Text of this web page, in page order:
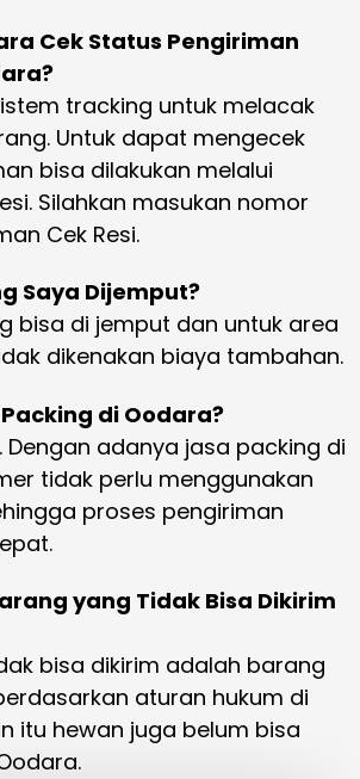
Cek Status Pengiriman
tracking untuk melacak
Untuk dapat mengecek
bisa dilakukan melalui
Silahkan masukan nomor
Cek Resi.
Saya Dijemput?
bisa di jemput dan untuk area
tidak dikenakan biaya tambahan.
di Oodara?
Dengan adanya jasa packing di
tidak perlu menggunakan
proses pengiriman
yang Tidak Bisa Dikirim
bisa dikirim adalah barang
aturan hukum di
itu hewan juga belum bisa